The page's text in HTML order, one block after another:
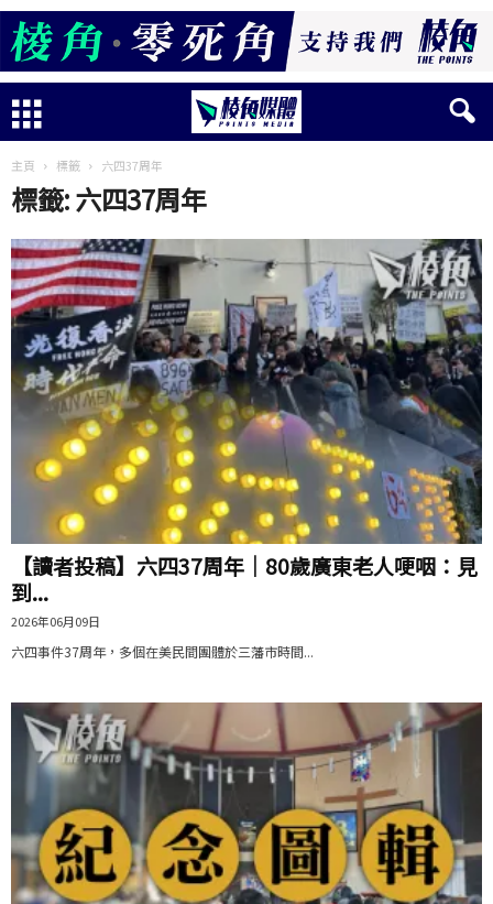
主頁 標籤 六四37周年
標籤: 六四37周年
【讀者投稿】六四37周年｜80歲廣東老人哽咽：見
到...
2026年06月09日
六四事件37周年，多個在美民間團體於三藩市時間...